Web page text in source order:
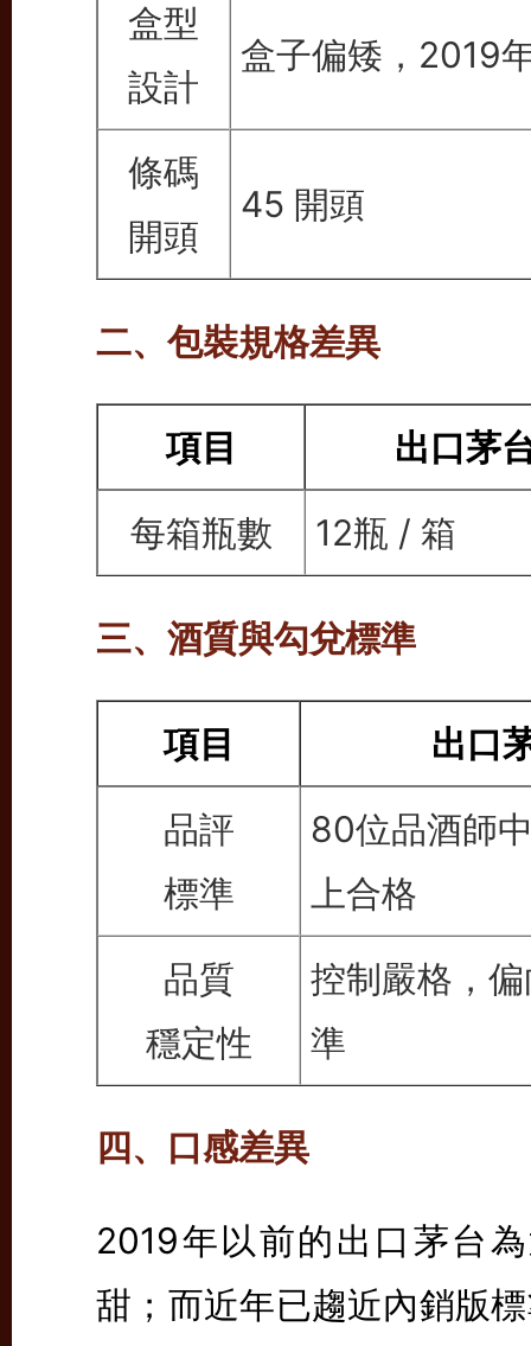
盒型
設計
盒子偏矮，2019
條碼
開頭
45 開頭
二、包裝規格差異
項目
出口茅
每箱瓶數
12瓶 / 箱
三、酒質與勾兌標準
項目
出口
品評
標準
80位品酒師
上合格
品質
穩定性
控制嚴格，
準
四、口感差異
2019年以前的出口茅台
甜；而近年已趨近內銷版